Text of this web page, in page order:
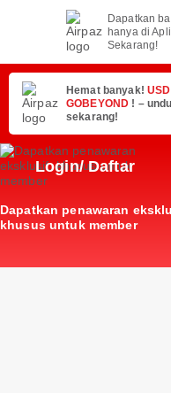
Dapatkan
hanya di
Sekarang!
Hemat banyak!
GOBEYOND ! –
sekarang!
Login/ Daftar
Dapatkan penawaran
khusus untuk member